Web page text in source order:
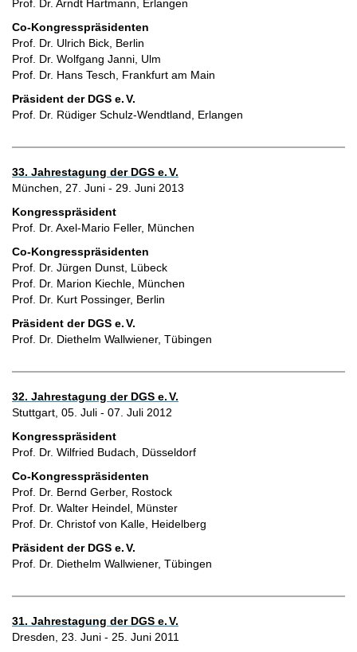
Prof. Dr. Arndt Hartmann, Erlangen
Co-Kongresspräsidenten
Prof. Dr. Ulrich Bick, Berlin
Prof. Dr. Wolfgang Janni, Ulm
Prof. Dr. Hans Tesch, Frankfurt am Main
Präsident der DGS e.V.
Prof. Dr. Rüdiger Schulz-Wendtland, Erlangen
33. Jahrestagung der DGS e.V.
München, 27. Juni - 29. Juni 2013
Kongresspräsident
Prof. Dr. Axel-Mario Feller, München
Co-Kongresspräsidenten
Prof. Dr. Jürgen Dunst, Lübeck
Prof. Dr. Marion Kiechle, München
Prof. Dr. Kurt Possinger, Berlin
Präsident der DGS e.V.
Prof. Dr. Diethelm Wallwiener, Tübingen
32. Jahrestagung der DGS e.V.
Stuttgart, 05. Juli - 07. Juli 2012
Kongresspräsident
Prof. Dr. Wilfried Budach, Düsseldorf
Co-Kongresspräsidenten
Prof. Dr. Bernd Gerber, Rostock
Prof. Dr. Walter Heindel, Münster
Prof. Dr. Christof von Kalle, Heidelberg
Präsident der DGS e.V.
Prof. Dr. Diethelm Wallwiener, Tübingen
31. Jahrestagung der DGS e.V.
Dresden, 23. Juni - 25. Juni 2011